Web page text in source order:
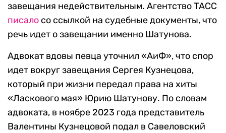
завещания недействительным. Агентство ТАСС
писало со ссылкой на судебные документы, что
речь идет о завещании именно Шатунова.
Адвокат вдовы певца уточнил «АиФ», что спор
идет вокруг завещания Сергея Кузнецова,
который при жизни передал права на хиты
«Ласкового мая» Юрию Шатунову. По словам
адвоката, в ноябре 2023 года представитель
Валентины Кузнецовой подал в Савеловский